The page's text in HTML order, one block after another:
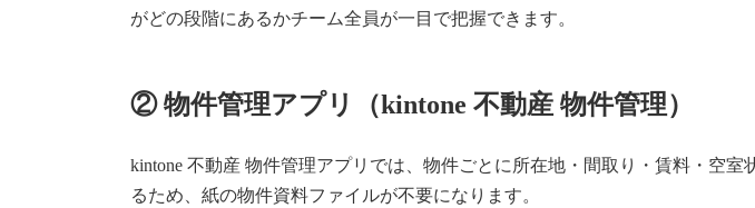
がどの段階にあるかチーム全員が一目で把握できます。
② 物件管理アプリ（kintone 不動産 物件管理）
kintone 不動産 物件管理アプリでは、物件ごとに所在地・間取り・賃料・空
るため、紙の物件資料ファイルが不要になります。